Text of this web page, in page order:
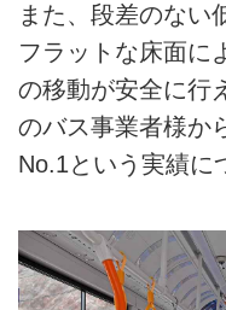
また、段差のない
フラットな床面に
の移動が安全に行
のバス事業者様か
No.1という実績に